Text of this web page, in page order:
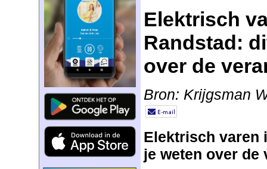
Elektrisch
Randstad:
over de
Bron: Krijgsman
Elektrisch varen
je weten over